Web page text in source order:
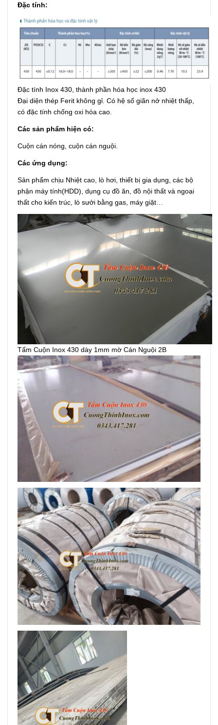
Đặc tính:
Đặc tính Inox 430, thành phần hóa học inox 430
Đại diện thép Ferit không gỉ. Có hệ số giãn nở nhiệt thấp,
có đặc tính chống oxi hóa cao.
Các sản phẩm hiện có:
Cuộn cán nóng, cuộn cán nguội.
Các ứng dụng:
Sản phẩm chịu Nhiệt cao, lò hơi, thiết bị gia dụng, các bộ
phận máy tính(HDD), dụng cụ đồ ăn, đồ nội thất và ngoại
thất cho kiến trúc, lò sưởi bằng gas, máy giặt…
Tấm Cuộn Inox 430 dày 1mm mờ Cán Nguội 2B